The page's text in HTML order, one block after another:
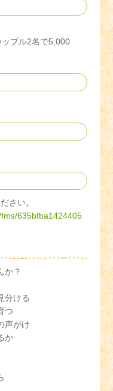
プル2名で5,000
さい。
635bfba1424405
か？
分ける
つ
声がけ
か